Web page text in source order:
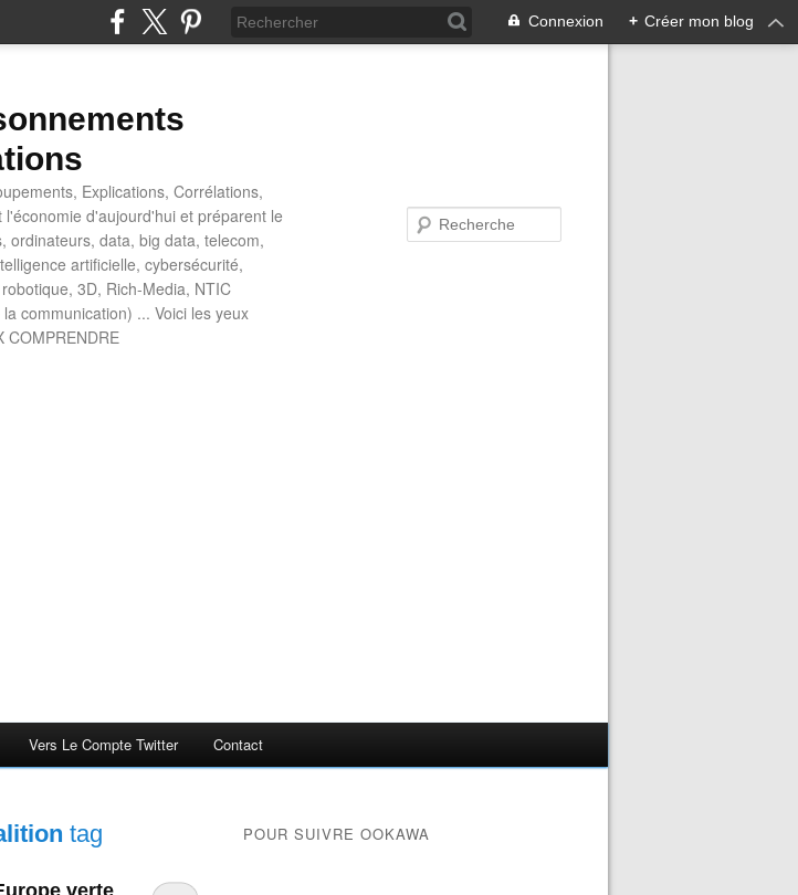
Connexion + Créer mon blog
Explications, Corrélations,
d'aujourd'hui et préparent le
ordinateurs, data, big data, telecom,
artificielle, cybersécurité,
3D, Rich-Media, NTIC
communication) ... Voici les yeux
COMPRENDRE
Vers Le Compte Twitter Contact
tag
verte
POUR SUIVRE OOKAWA